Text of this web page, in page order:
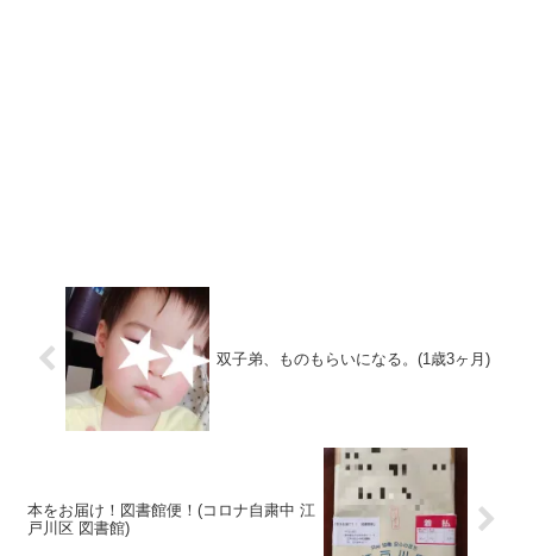
双子弟、ものもらいになる。(1歳3ヶ月)
本をお届け！図書館便！(コロナ自粛中 江
戸川区 図書館)